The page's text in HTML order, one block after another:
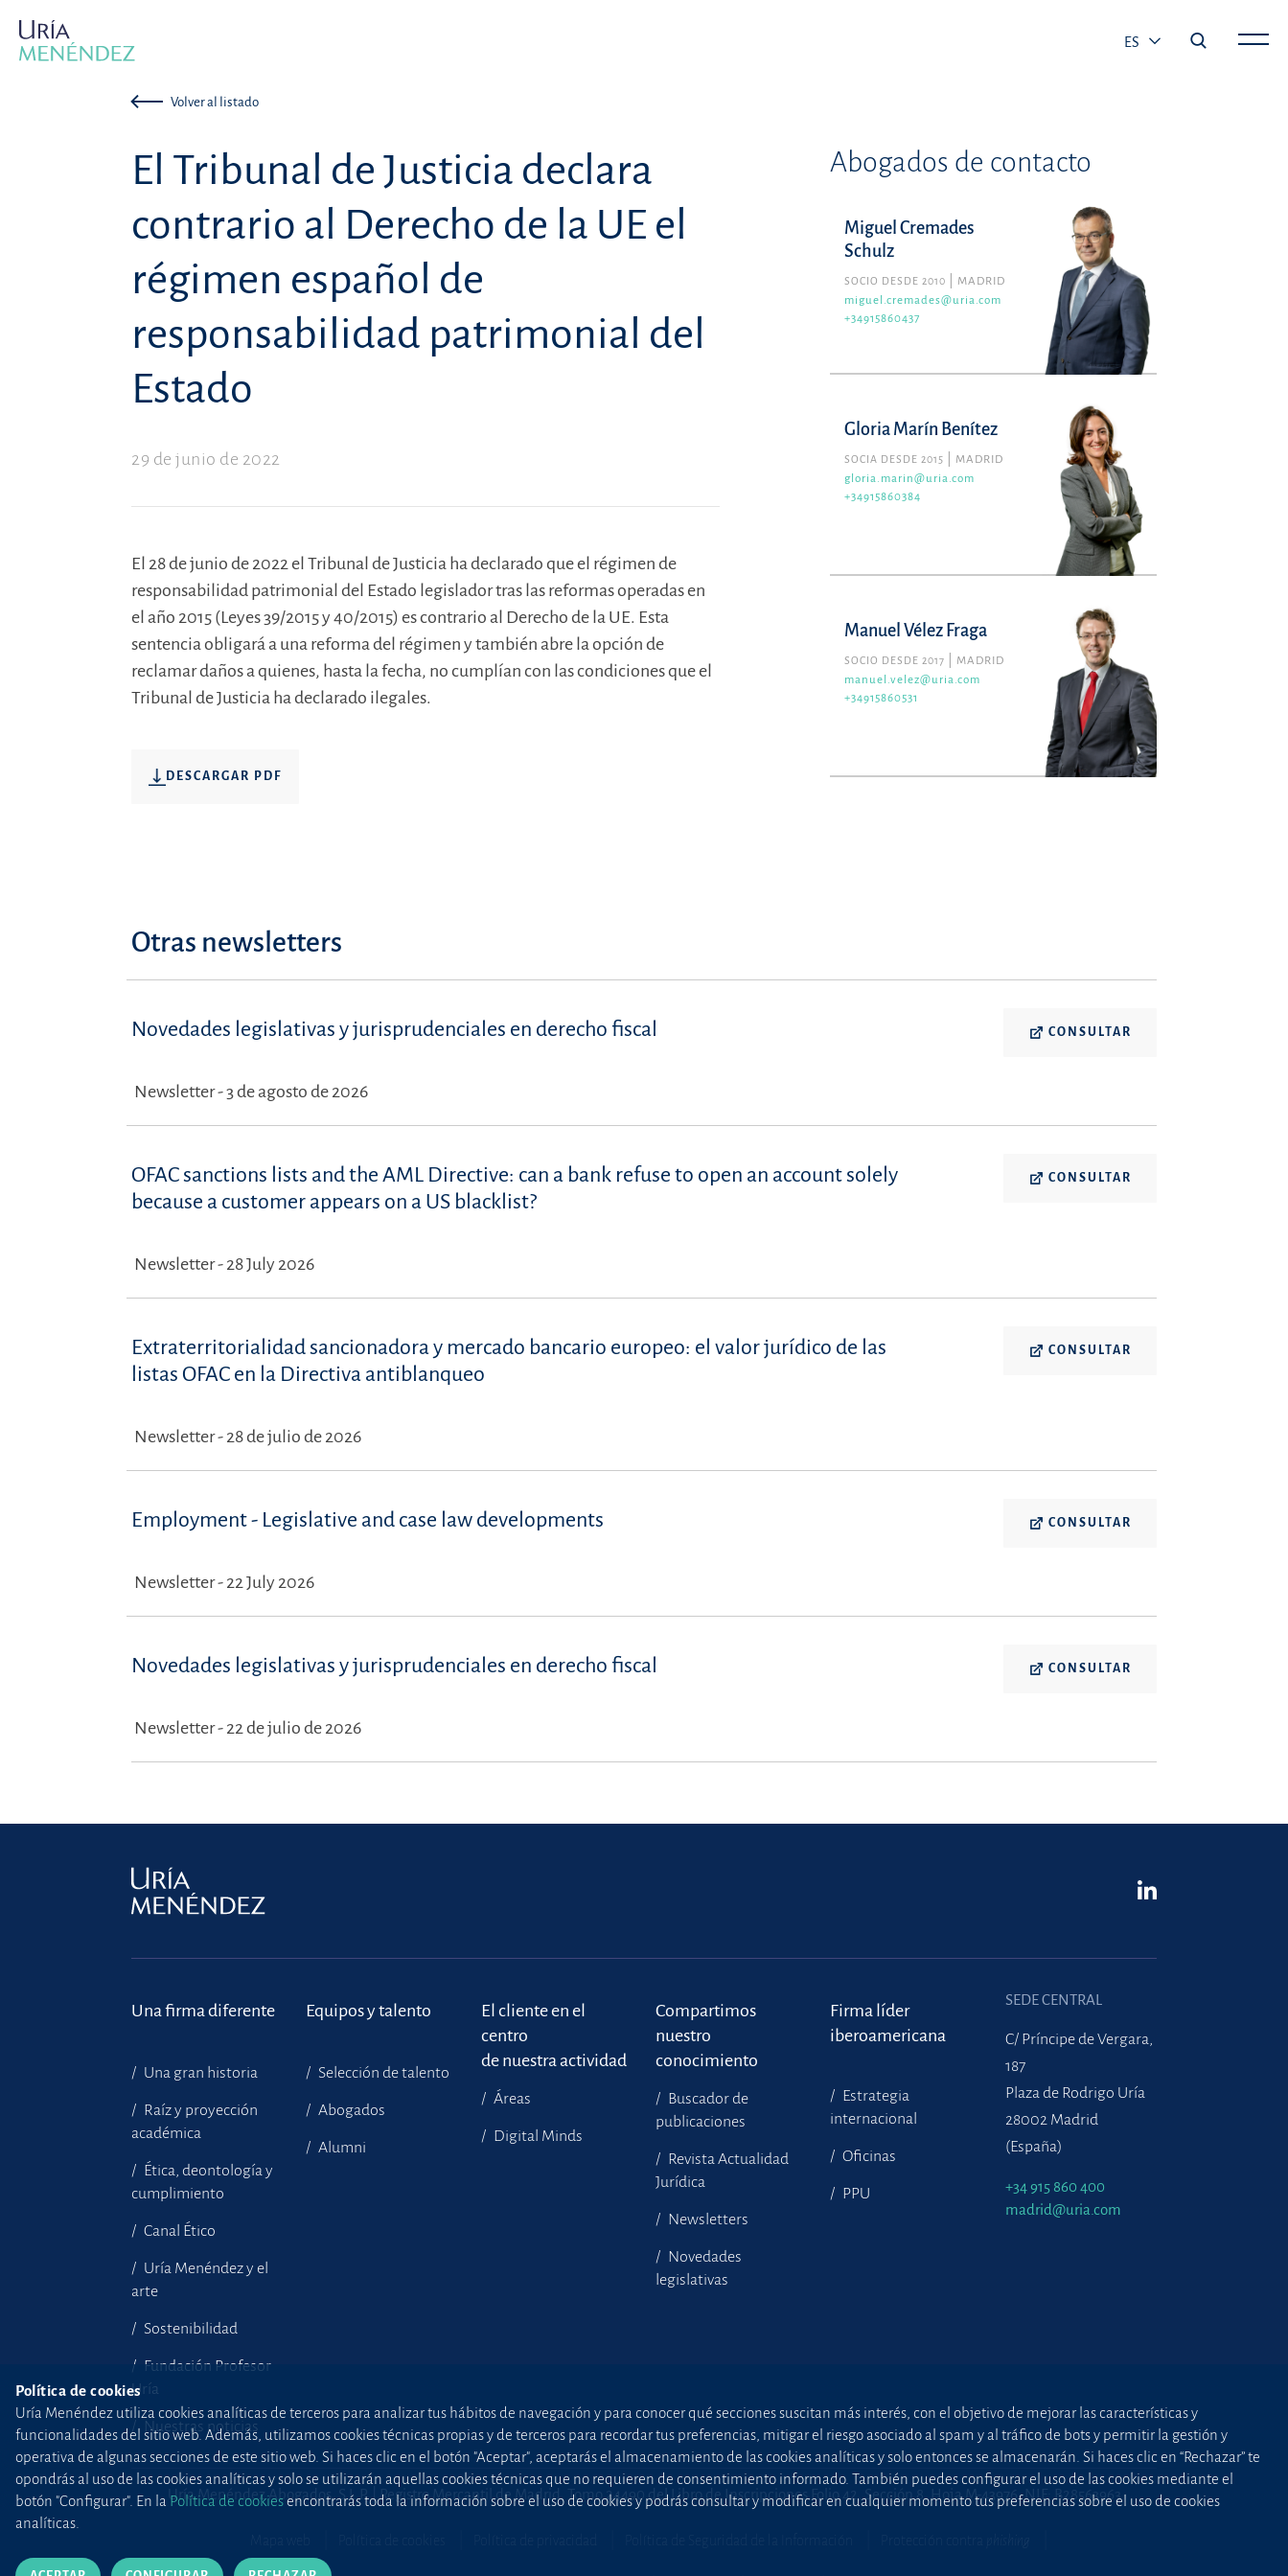
ES
Volver al listado
El Tribunal de Justicia declara
contrario al Derecho de la UE el
régimen español de
responsabilidad patrimonial del
Estado
29 de junio de 2022
El 28 de junio de 2022 el Tribunal de Justicia ha declarado que el régimen de
responsabilidad patrimonial del Estado legislador tras las reformas operadas en
el año 2015 (Leyes 39/2015 y 40/2015) es contrario al Derecho de la UE. Esta
sentencia obligará a una reforma del régimen y también abre la opción de
reclamar daños a quienes, hasta la fecha, no cumplían con las condiciones que el
Tribunal de Justicia ha declarado ilegales.
DESCARGAR PDF
Abogados de contacto
Miguel Cremades
Schulz
SOCIO DESDE 2010
MADRID
miguel.cremades@uria.com
+34915860437
Gloria Marín Benítez
SOCIA DESDE 2015
MADRID
gloria.marin@uria.com
+34915860384
Manuel Vélez Fraga
SOCIO DESDE 2017
MADRID
manuel.velez@uria.com
+34915860531
Otras newsletters
Novedades legislativas y jurisprudenciales en derecho fiscal CONSULTAR
Newsletter - 3 de agosto de 2026
OFAC sanctions lists and the AML Directive: can a bank refuse to open an account solely
because a customer appears on a US blacklist?
CONSULTAR
Newsletter - 28 July 2026
Extraterritorialidad sancionadora y mercado bancario europeo: el valor jurídico de las
listas OFAC en la Directiva antiblanqueo
CONSULTAR
Newsletter - 28 de julio de 2026
Employment - Legislative and case law developments CONSULTAR
Newsletter - 22 July 2026
Novedades legislativas y jurisprudenciales en derecho fiscal CONSULTAR
Newsletter - 22 de julio de 2026
Una firma diferente
Una gran historia
Raíz y proyección
académica
Ética, deontología y
cumplimiento
Canal Ético
Uría Menéndez y el
arte
Sostenibilidad
Fundación Profesor
Uría
Nuestras noticias
Equipos y talento
Selección de talento
Abogados
Alumni
El cliente en el
centro
de nuestra actividad
Áreas
Digital Minds
Compartimos
nuestro
conocimiento
Buscador de
publicaciones
Revista Actualidad
Jurídica
Newsletters
Novedades
legislativas
Firma líder
iberoamericana
Estrategia
internacional
Oficinas
PPU
SEDE CENTRAL
C/ Príncipe de Vergara,
187
Plaza de Rodrigo Uría
28002 Madrid
(España)
+34 915 860 400
madrid@uria.com
Uría Menéndez Abogados, S.L.P. | Registro Mercantil de Madrid, Tomo 24490 del Libro de Inscripciones Folio 42, Sección 8, Hoja M-43976. NIF: B28563963
Política de cookies
Uría Menéndez utiliza cookies analíticas de terceros para analizar tus hábitos de navegación y para conocer qué secciones suscitan más interés, con el objetivo de mejorar las características y
funcionalidades del sitio web. Además, utilizamos cookies técnicas propias y de terceros para recordar tus preferencias, mitigar el riesgo asociado al spam y al tráfico de bots y permitir la gestión y
operativa de algunas secciones de este sitio web. Si haces clic en el botón "Aceptar", aceptarás el almacenamiento de las cookies analíticas y solo entonces se almacenarán. Si haces clic en “Rechazar” te
opondrás al uso de las cookies analíticas y solo se utilizarán aquellas cookies técnicas que no requieren de consentimiento informado. También puedes configurar el uso de las cookies mediante el
botón "Configurar". En la Política de cookiesencontrarás toda la información sobre el uso de cookies y podrás consultar y modificar en cualquier momento tus preferencias sobre el uso de cookies
analíticas.